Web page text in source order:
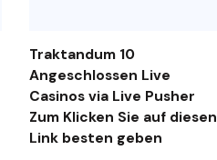
Traktandum 10
Angeschlossen Live
Casinos via Live Pusher
Zum Klicken Sie auf diesen
Link besten geben